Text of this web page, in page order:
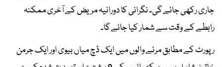
جاری رکھی جائے گی۔ نگرانی کا دورانیہ مریض کے آخری ممکنہ
رابطے کے وقت سے شمار کیا جائے گا۔
رپورٹ کے مطابق مرنے والوں میں ایک ڈچ میاں بیوی اور ایک جرمن